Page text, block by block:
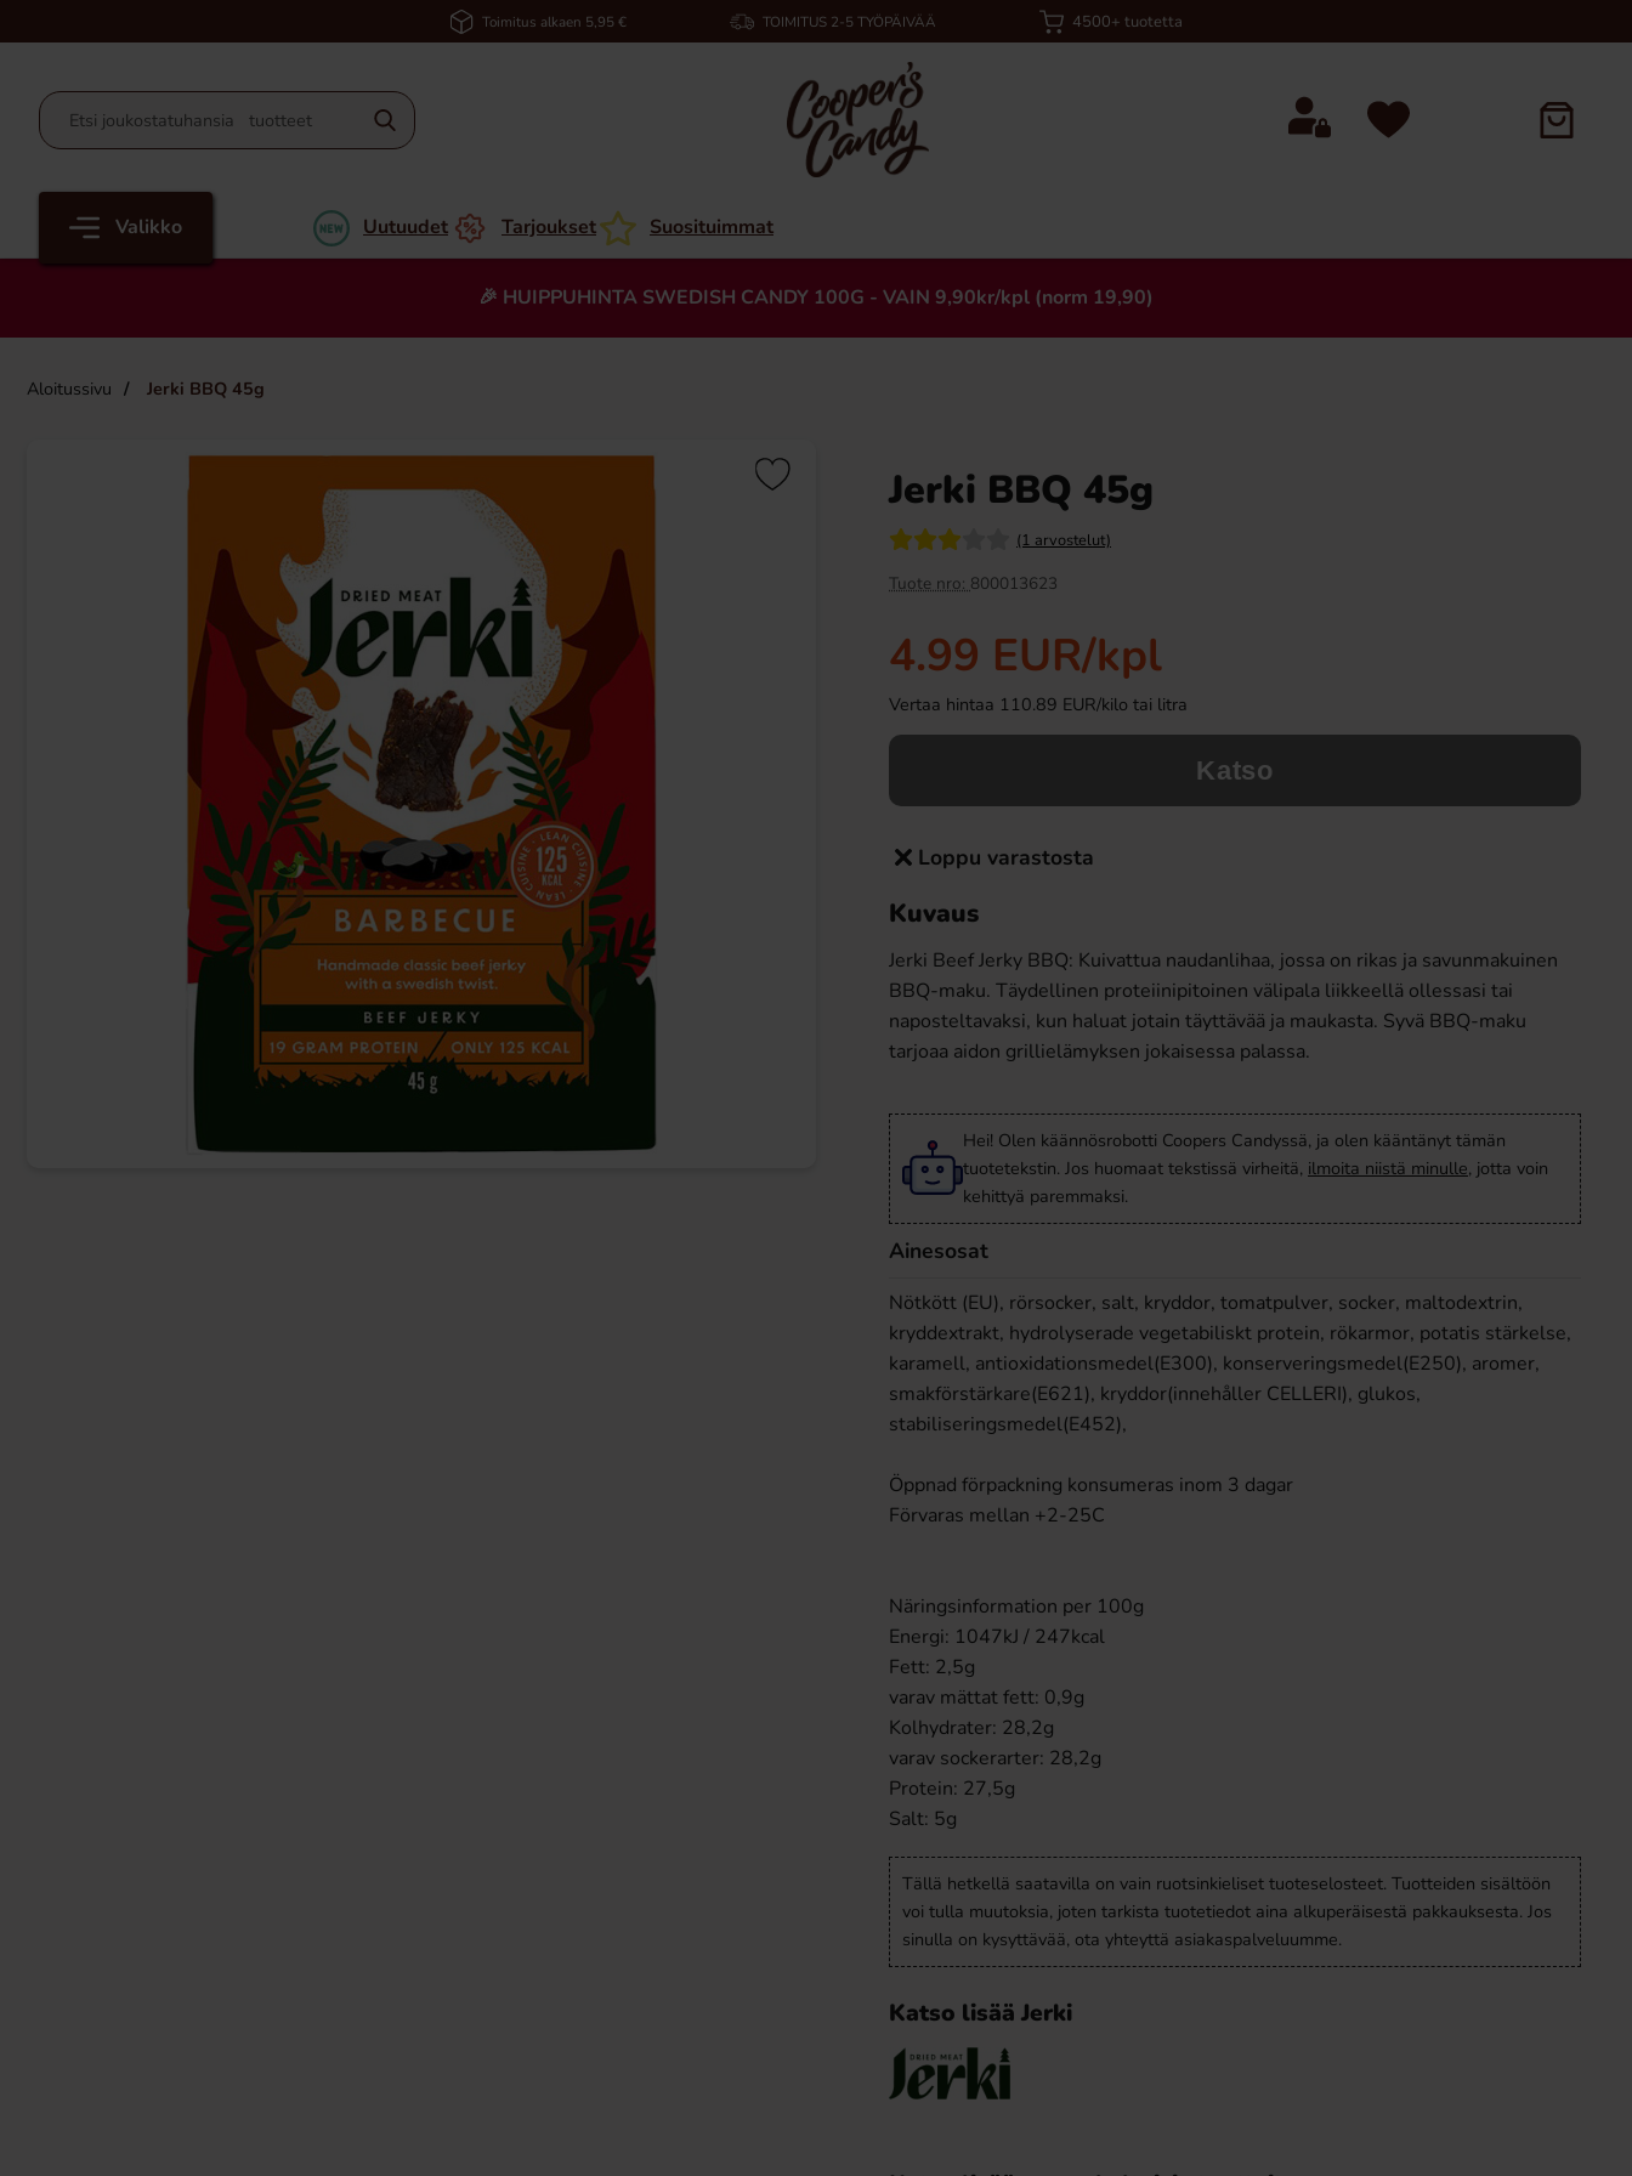
Toimitus alkaen 5,95 € TOIMITUS 2-5 TYÖPÄIVÄÄ 4500+ tuotetta
Valikko Uutuudet Tarjoukset Suosituimmat
🎉 HUIPPUHINTA SWEDISH CANDY 100G - VAIN 9,90kr/kpl (norm 19,90)
Aloitussivu Jerki BBQ 45g
Fanta Crimson Cherry 50cl
2.79 EUR
Fazer Viol Tablettipussi 38g
1.09 EUR
Osta
1.19 EUR
Osta
Jerki BBQ 45g
(1 arvostelut)
Tuote nro: 800013623
4.99 EUR/kpl
Vertaa hintaa 110.89 EUR/kilo tai litra
Katso
Loppu varastosta
Kuvaus
Jerki Beef Jerky BBQ: Kuivattua naudanlihaa, jossa on rikas ja savunmakuinen
BBQ-maku. Täydellinen proteiinipitoinen välipala liikkeellä ollessasi tai
naposteltavaksi, kun haluat jotain täyttävää ja maukasta. Syvä BBQ-maku
tarjoaa aidon grillielämyksen jokaisessa palassa.
Hei! Olen käännösrobotti Coopers Candyssä, ja olen kääntänyt tämän
tuotetekstin. Jos huomaat tekstissä virheitä, ilmoita niistä minulle, jotta voin
kehittyä paremmaksi.
Ainesosat
Nötkött (EU), rörsocker, salt, kryddor, tomatpulver, socker, maltodextrin,
kryddextrakt, hydrolyserade vegetabiliskt protein, rökarmor, potatis stärkelse,
karamell, antioxidationsmedel(E300), konserveringsmedel(E250), aromer,
smakförstärkare(E621), kryddor(innehåller CELLERI), glukos,
stabiliseringsmedel(E452),
Öppnad förpackning konsumeras inom 3 dagar
Förvaras mellan +2-25C
Näringsinformation per 100g
Energi: 1047kJ / 247kcal
Fett: 2,5g
varav mättat fett: 0,9g
Kolhydrater: 28,2g
varav sockerarter: 28,2g
Protein: 27,5g
Salt: 5g
Tällä hetkellä saatavilla on vain ruotsinkieliset tuoteselosteet. Tuotteiden sisältöön
voi tulla muutoksia, joten tarkista tuotetiedot aina alkuperäisestä pakkauksesta. Jos
sinulla on kysyttävää, ota yhteyttä asiakaspalveluumme.
Katso lisää Jerki